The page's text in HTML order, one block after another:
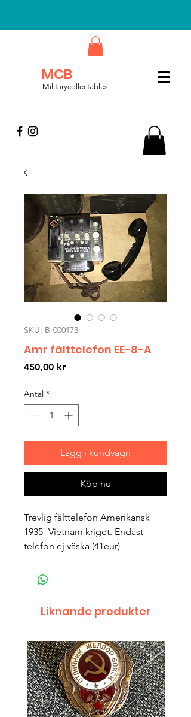
MCB
Militarycollectables
SKU: B-000173
Amr fälttelefon EE-8-A
450,00 krPris
Antal *
Lägg i kundvagn
Köp nu
Trevlig fälttelefon Amerikansk
1935- Vietnam kriget. Endast
telefon ej väska (41eur)
Liknande produkter